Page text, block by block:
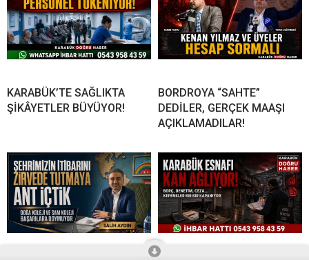
KARABÜK’TE SAĞLIKTA
ŞİKÂYETLER BÜYÜYOR!
BORDROYA “SAHTE”
DEDİLER, GERÇEK MAAŞI
AÇIKLAMADILAR!